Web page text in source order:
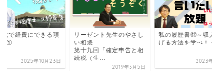
化で経費にできる項
①
2025年10月23日
リーゼント先生のやさし
い相続
第十九回「確定申告と相
続税（生...
2019年3月5日
私の履歴書㊷～収入
げる方法を学べ！～
2023年3